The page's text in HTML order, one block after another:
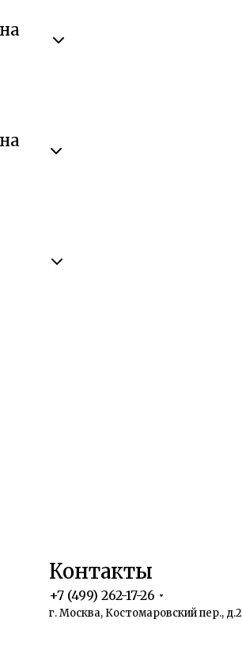
Контакты
+7 (499) 262-17-26
г. Москва, Костомаровский пер., д.2